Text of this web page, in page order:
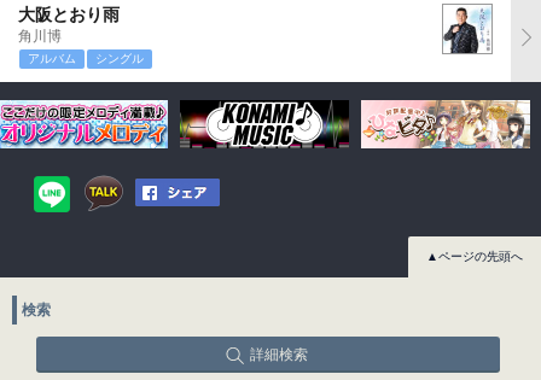
大阪とおり雨
角川博
アルバム シングル
▲ページの先頭へ
検索
詳細検索